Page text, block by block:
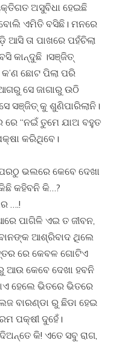
ଅସୁବିଧା ହେଇଛି
ବୋଲି ଏମିତି ବସିଛି। ମନରେ
ତା ପାଖରେ ପହଁଚିଲା
କାନ୍ଦୁଛି ।ସଞ୍ଜିତ୍
ଛୋଟ ପିଲା ପରି
ସେ ଜାଗାରୁ ଉଠି
ସଞ୍ଜିତ୍ କୁ ଶୁଣିପାରିଲାନି।
“ନଇଁ ତୁମେ ଯାଅ ବହୁତ
କରିଥିବେ।
ଭଲରେ କେବେ ଦେଖା
କହିବନି କି…?
….!
ପାଗିଳି ଏଇ ତ ଜୀବନ,
ଆଶ୍ରିବାଦ ଥିଲେ
ରେ କେବଳ ଗୋଟିଏ
ଆଉ କେବେ ଦେଖା ହବନି
ହେଲେ ଭିତରେ ଭିତରେ
ବାରଣ୍ଡା ରୁ ଛିଡା ହେଇ
ପକ୍ଷୀ ଦୁହେଁ।
କି! ଏତେ ସବୁ ରାଗ,